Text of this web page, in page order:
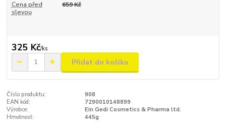
Cena před
slevou
659 Kč
325 Kč/ks
Přidat do košíku
Číslo produktu:
908
EAN kód:
7290010148899
Výrobce:
Ein Gedi Cosmetics & Pharma ltd.
Hmotnost:
445g